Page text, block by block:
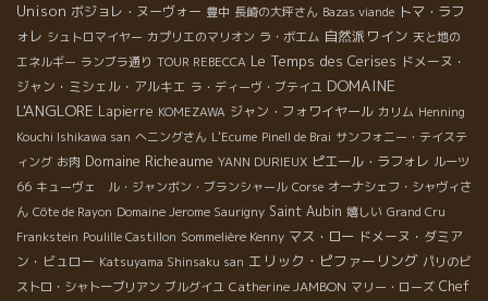
Unison ボジョレ・ヌーヴォー 豊中 長崎の大坪さん Bazas viande トマ・ラフ
ォレ シュトロマイヤー カプリエのマリオン ラ・ボエム 自然派ワイン 天と地の
エネルギー ランブラ通り TOUR REBECCA Le Temps des Cerises ドメーヌ・
ジャン・ミシェル・アルキエ ラ・ディーヴ・ブテイユ DOMAINE
L'ANGLORE Lapierre KOMEZAWA ジャン・フォワイヤール カリム Henning
Kouchi Ishikawa san へニングさん L'Ecume Pinell de Brai サンフォニー・テイステ
ィング お肉 Domaine Richeaume YANN DURIEUX ピエール・ラフォレ ルーツ
66 キューヴェ ル・ジャンボン・ブランシャール Corse オーナシェフ・シャヴィさ
ん Côte de Rayon Domaine Jerome Saurigny Saint Aubin 嬉しい Grand Cru
Frankstein Poulille Castillon Sommelière Kenny マス・ロー ドメーヌ・ダミア
ン・ビュロー Katsuyama Shinsaku san エリック・ピファーリング パリのビ
ストロ・シャトーブリアン ブルグイユ Catherine JAMBON マリー・ローズ Chef